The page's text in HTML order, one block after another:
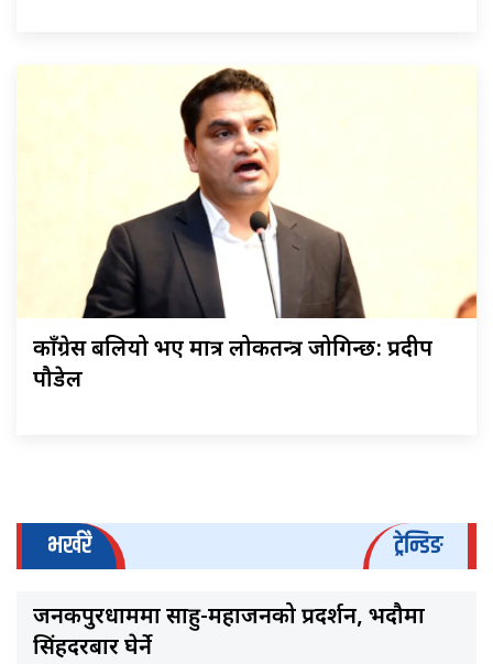
काँग्रेस बलियो भए मात्र लोकतन्त्र जोगिन्छ: प्रदीप
पौडेल
भर्खरै ट्रेन्डिङ
जनकपुरधाममा साहु-महाजनको प्रदर्शन, भदौमा
सिंहदरबार घेर्ने